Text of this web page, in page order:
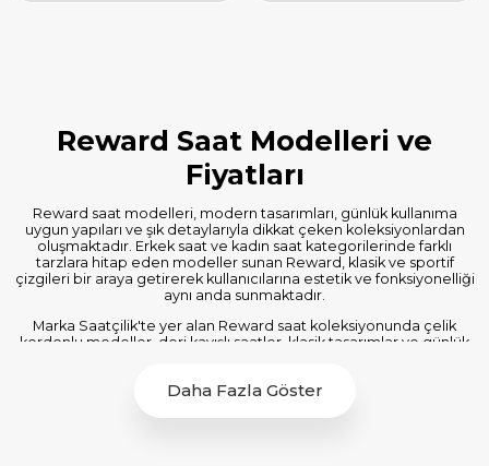
Reward Saat Modelleri ve
Fiyatları
Reward saat modelleri, modern tasarımları, günlük kullanıma
uygun yapıları ve şık detaylarıyla dikkat çeken koleksiyonlardan
oluşmaktadır. Erkek saat ve kadın saat kategorilerinde farklı
tarzlara hitap eden modeller sunan Reward, klasik ve sportif
çizgileri bir araya getirerek kullanıcılarına estetik ve fonksiyonelliği
aynı anda sunmaktadır.
Marka Saatçilik'te yer alan Reward saat koleksiyonunda çelik
kordonlu modeller, deri kayışlı saatler, klasik tasarımlar ve günlük
uygun Reward kol saati modelleri sunulmaktadır.
Reward Erkek Saat Modelleri
Daha Fazla Göster